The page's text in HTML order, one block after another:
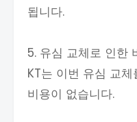
됩니다.
5. 유심 교체로 인한
KT는 이번 유심 교
비용이 없습니다.